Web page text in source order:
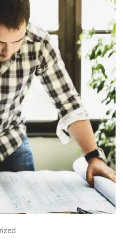
MySQL
Go from
to Expert
carrito